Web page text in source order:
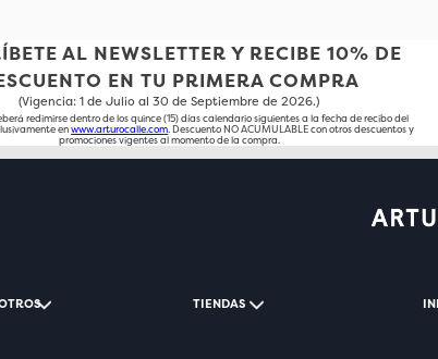
AL NEWSLETTER Y RECIBE 10% DE
EN TU PRIMERA COMPRA
(Vigencia: 1 de Julio al 30 de Septiembre de 2026.)
redimirse dentro de los quince (15) días calendario siguientes a la fecha de recibo del
enwww.arturocalle.com. Descuento NO ACUMULABLE con otros descuentos y
promociones vigentes al momento de la compra.
TIENDAS